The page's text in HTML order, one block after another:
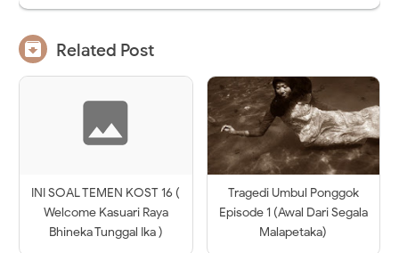
 Related Post
INI SOAL TEMEN KOST 16 (
Welcome Kasuari Raya
Bhineka Tunggal Ika )
Tragedi Umbul Ponggok
Episode 1 (Awal Dari Segala
Malapetaka)